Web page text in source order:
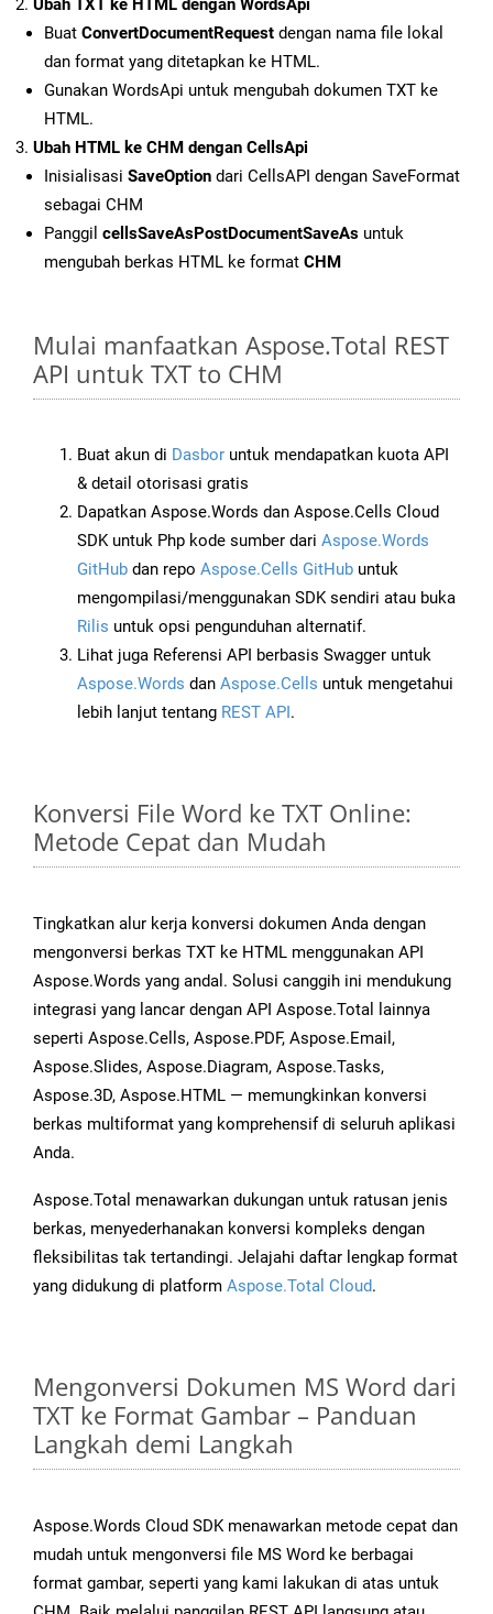
Ubah TXT ke HTML dengan WordsApi
Buat ConvertDocumentRequest dengan nama file lokal
dan format yang ditetapkan ke HTML.
Gunakan WordsApi untuk mengubah dokumen TXT ke
HTML.
Ubah HTML ke CHM dengan CellsApi
Inisialisasi SaveOption dari CellsAPI dengan SaveFormat
sebagai CHM
Panggil cellsSaveAsPostDocumentSaveAs untuk
mengubah berkas HTML ke format CHM
Mulai manfaatkan Aspose.Total REST
API untuk TXT to CHM
Buat akun di Dasbor untuk mendapatkan kuota API
& detail otorisasi gratis
Dapatkan Aspose.Words dan Aspose.Cells Cloud
SDK untuk Php kode sumber dari Aspose.Words
GitHub dan repo Aspose.Cells GitHub untuk
mengompilasi/menggunakan SDK sendiri atau buka
Rilis untuk opsi pengunduhan alternatif.
Lihat juga Referensi API berbasis Swagger untuk
Aspose.Words dan Aspose.Cells untuk mengetahui
lebih lanjut tentang REST API.
Konversi File Word ke TXT Online:
Metode Cepat dan Mudah
Tingkatkan alur kerja konversi dokumen Anda dengan
mengonversi berkas TXT ke HTML menggunakan API
Aspose.Words yang andal. Solusi canggih ini mendukung
integrasi yang lancar dengan API Aspose.Total lainnya
seperti Aspose.Cells, Aspose.PDF, Aspose.Email,
Aspose.Slides, Aspose.Diagram, Aspose.Tasks,
Aspose.3D, Aspose.HTML — memungkinkan konversi
berkas multiformat yang komprehensif di seluruh aplikasi
Anda.
Aspose.Total menawarkan dukungan untuk ratusan jenis
berkas, menyederhanakan konversi kompleks dengan
fleksibilitas tak tertandingi. Jelajahi daftar lengkap format
yang didukung di platform Aspose.Total Cloud.
Mengonversi Dokumen MS Word dari
TXT ke Format Gambar – Panduan
Langkah demi Langkah
Aspose.Words Cloud SDK menawarkan metode cepat dan
mudah untuk mengonversi file MS Word ke berbagai
format gambar, seperti yang kami lakukan di atas untuk